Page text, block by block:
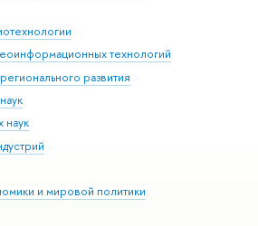
технологий
развития
наук
и мировой политики